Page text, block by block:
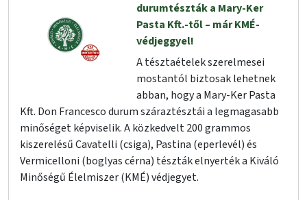
durumtészták a Mary-Ker
Pasta Kft.-től – már KMÉ-
védjeggyel!
A tésztaételek szerelmesei
mostantól biztosak lehetnek
abban, hogy a Mary-Ker Pasta
Kft. Don Francesco durum száraztésztái a legmagasabb
minőséget képviselik. A közkedvelt 200 grammos
kiszerelésű Cavatelli (csiga), Pastina (eperlevél) és
Vermicelloni (boglyas cérna) tészták elnyerték a Kiváló
Minőségű Élelmiszer (KMÉ) védjegyet.